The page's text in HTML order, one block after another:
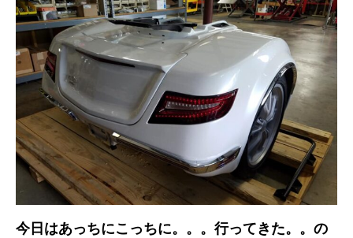
今日はあっちにこっちに。。。行ってきた。。の